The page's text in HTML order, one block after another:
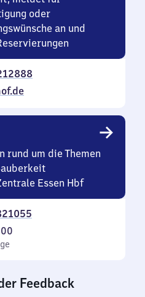
oder
an und
rund um die Themen
Essen Hbf
Feedback